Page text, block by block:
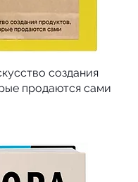
создания
продаются сами